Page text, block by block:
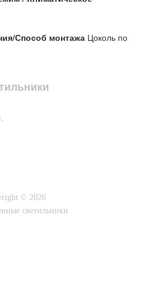
Способ монтажа Цоколь по
© 2026
светильники